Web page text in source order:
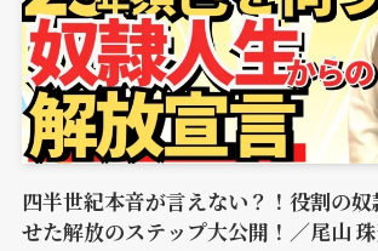
四半世紀本音が言えない？！役割の
せた解放のステップ大公開！／尾山